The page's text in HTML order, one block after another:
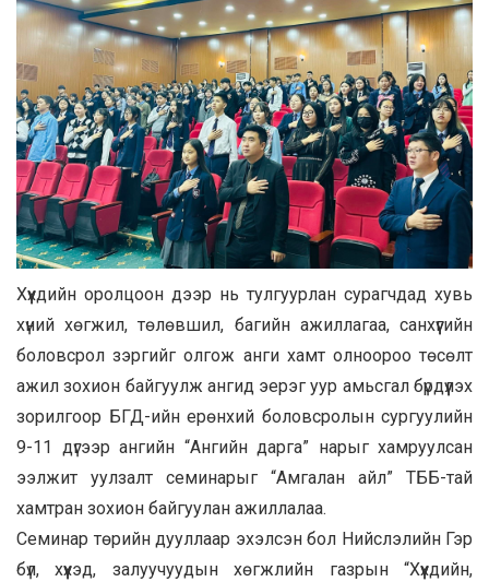
Хүүхдийн оролцоон дээр нь тулгуурлан сурагчдад хувь
хүний хөгжил, төлөвшил, багийн ажиллагаа, санхүүгийн
боловсрол зэргийг олгож анги хамт олноороо төсөлт
ажил зохион байгуулж ангид эерэг уур амьсгал бүрдүүлэх
зорилгоор БГД-ийн ерөнхий боловсролын сургуулийн
9-11 дүгээр ангийн “Ангийн дарга” нарыг хамруулсан
ээлжит уулзалт семинарыг “Амгалан айл” ТББ-тай
хамтран зохион байгуулан ажиллалаа.
Семинар төрийн дууллаар эхэлсэн бол Нийслэлийн Гэр
бүл, хүүхэд, залуучуудын хөгжлийн газрын “Хүүхдийн,